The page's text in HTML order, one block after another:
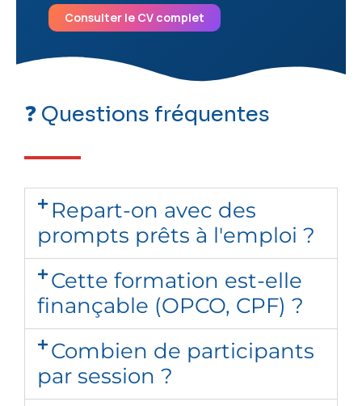
Consulter le CV complet
❓ Questions fréquentes
Repart-on avec des
prompts prêts à l'emploi ?
Cette formation est-elle
finançable (OPCO, CPF) ?
Combien de participants
par session ?